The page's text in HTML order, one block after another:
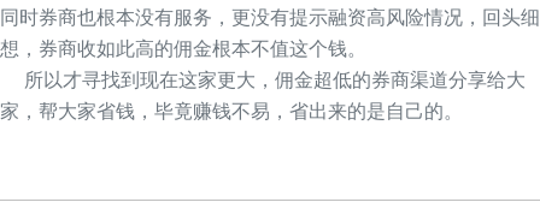
同时券商也根本没有服务，更没有提示融资高风险情况，回头细
想，券商收如此高的佣金根本不值这个钱。
所以才寻找到现在这家更大，佣金超低的券商渠道分享给大
家，帮大家省钱，毕竟赚钱不易，省出来的是自己的。